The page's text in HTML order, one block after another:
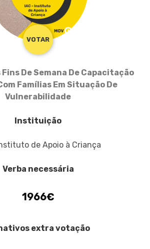
VOTAR
Fins De Semana De Capacitação
Famílias Em Situação De
Vulnerabilidade
Instituição
de Apoio à Criança
Verba necessária
1966€
extra votação